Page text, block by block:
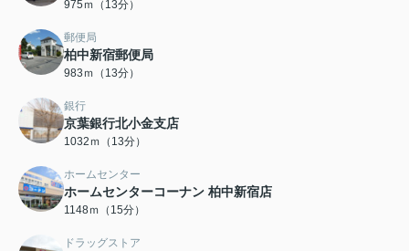
975ｍ（13分）
郵便局
柏中新宿郵便局
983ｍ（13分）
銀行
京葉銀行北小金支店
1032ｍ（13分）
ホームセンター
ホームセンターコーナン 柏中新宿店
1148ｍ（15分）
ドラッグストア